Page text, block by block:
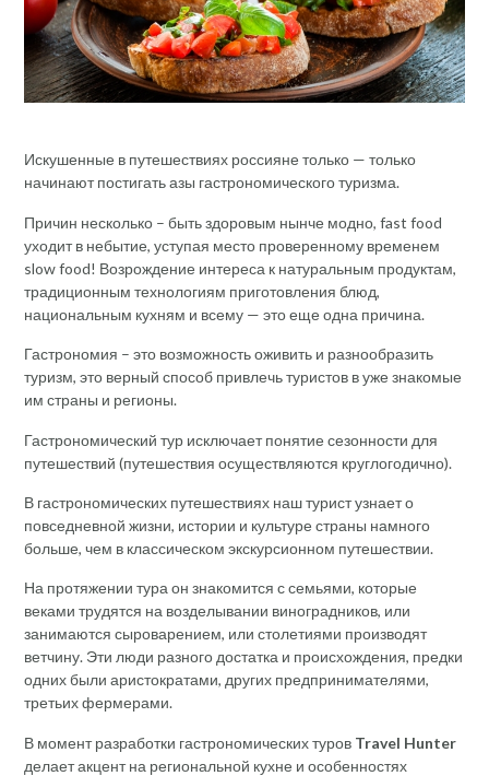
Искушенные в путешествиях россияне только — только
начинают постигать азы гастрономического туризма.
Причин несколько – быть здоровым нынче модно, fast food
уходит в небытие, уступая место проверенному временем
slow food! Возрождение интереса к натуральным продуктам,
традиционным технологиям приготовления блюд,
национальным кухням и всему — это еще одна причина.
Гастрономия – это возможность оживить и разнообразить
туризм, это верный способ привлечь туристов в уже знакомые
им страны и регионы.
Гастрономический тур исключает понятие сезонности для
путешествий (путешествия осуществляются круглогодично).
В гастрономических путешествиях наш турист узнает о
повседневной жизни, истории и культуре страны намного
больше, чем в классическом экскурсионном путешествии.
На протяжении тура он знакомится с семьями, которые
веками трудятся на возделывании виноградников, или
занимаются сыроварением, или столетиями производят
ветчину. Эти люди разного достатка и происхождения, предки
одних были аристократами, других предпринимателями,
третьих фермерами.
В момент разработки гастрономических туров Travel Hunter
делает акцент на региональной кухне и особенностях